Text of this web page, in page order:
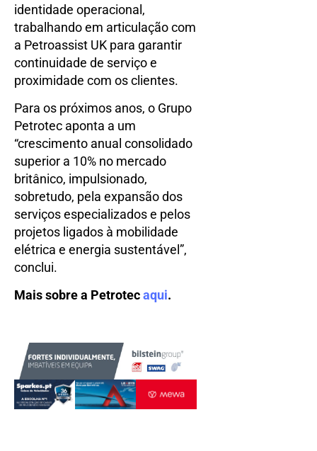
identidade operacional,
trabalhando em articulação com
a Petroassist UK para garantir
continuidade de serviço e
proximidade com os clientes.
Para os próximos anos, o Grupo
Petrotec aponta a um
“crescimento anual consolidado
superior a 10% no mercado
britânico, impulsionado,
sobretudo, pela expansão dos
serviços especializados e pelos
projetos ligados à mobilidade
elétrica e energia sustentável”,
conclui.
Mais sobre a Petrotecaqui.